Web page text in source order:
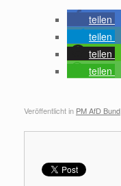
teilen
teilen
teilen
teilen
Veröffentlicht in PM AfD Bund